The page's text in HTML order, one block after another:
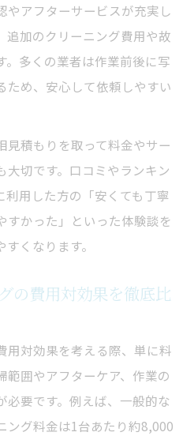
やアフターサービスが充実し
追加のクリーニング費用や故
。多くの業者は作業前後に写
ため、安心して依頼しやすい
見積もりを取って料金やサー
大切です。口コミやランキン
利用した方の「安くても丁寧
すかった」といった体験談を
くなります。
の費用対効果を徹底比
用対効果を考える際、単に料
範囲やアフターケア、作業の
必要です。例えば、一般的な
ング料金は1台あたり約8,000